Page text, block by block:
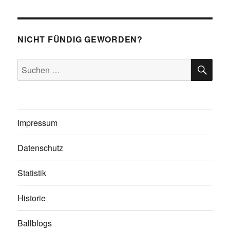
NICHT FÜNDIG GEWORDEN?
Suchen
nach:
Impressum
Datenschutz
Statistik
Historie
Ballblogs